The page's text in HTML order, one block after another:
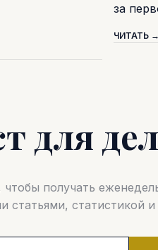
за
ЧИТАТЬ →
для
получать
статьями, статистикой